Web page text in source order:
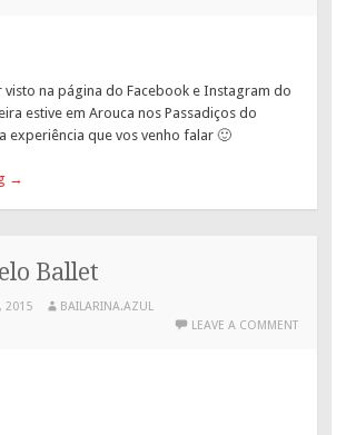
visto na página do Facebook e Instagram do
estive em Arouca nos Passadiços do
experiência que vos venho falar 🙂
→
Ballet
2015
BAILARINA.AZUL
LEAVE A COMMENT